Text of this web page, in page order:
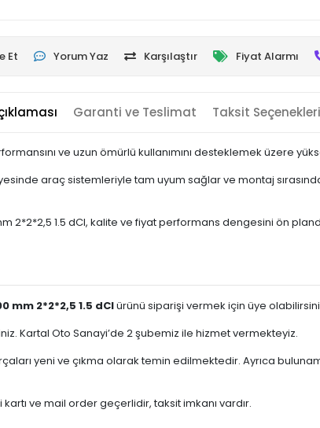
Et Yorum Yaz Karşılaştır Fiyat Alarmı
Garanti ve Teslimat Taksit Seçenekleri
ve uzun ömürlü kullanımını desteklemek üzere
araç sistemleriyle tam uyum sağlar ve montaj
2*2*2,5 1.5 dCI, kalite ve fiyat performans dengesini ön
mm 2*2*2,5 1.5 dCIürünü siparişi vermek için üye
Kartal Oto Sanayi’de 2 şubemiz ile hizmet vermekteyiz.
yeni ve çıkma olarak temin edilmektedir. Ayrıca
ve mail order geçerlidir, taksit imkanı vardır.